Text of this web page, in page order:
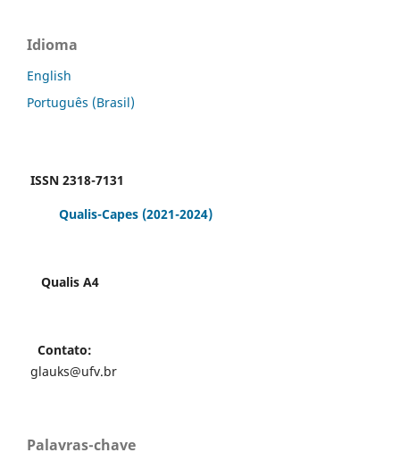
Idioma
English
Português (Brasil)
ISSN 2318-7131
Qualis-Capes (2021-2024)
Qualis A4
Contato:
glauks@ufv.br
Palavras-chave